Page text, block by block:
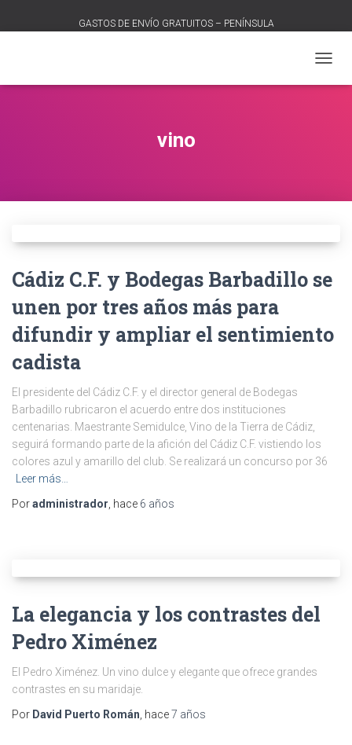
GASTOS DE ENVÍO GRATUITOS – PENÍNSULA
MODO
vino
Cádiz C.F. y Bodegas Barbadillo se
unen por tres años más para
difundir y ampliar el sentimiento
cadista
El presidente del Cádiz C.F. y el director general de Bodegas
Barbadillo rubricaron el acuerdo entre dos instituciones
centenarias. Maestrante Semidulce, Vino de la Tierra de Cádiz,
seguirá formando parte de la afición del Cádiz C.F. vistiendo los
colores azul y amarillo del club. Se realizará un concurso por 36
Leer más…
Poradministrador , hace 6 años
La elegancia y los contrastes del
Pedro Ximénez
El Pedro Ximénez. Un vino dulce y elegante que ofrece grandes
contrastes en su maridaje.
Por David Puerto Román , hace7 años